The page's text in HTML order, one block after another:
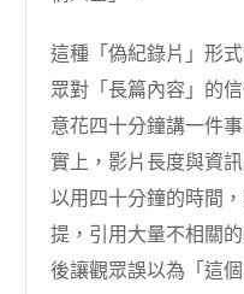
這種「偽紀錄片」形
眾對「長篇內容」的
意花四十分鐘講一件
實上，影片長度與資
以用四十分鐘的時間
提，引用大量不相關
後讓觀眾誤以為「這